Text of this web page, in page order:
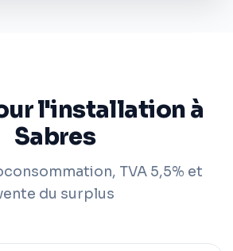
l'installation à
Sabres
TVA 5,5% et
du surplus